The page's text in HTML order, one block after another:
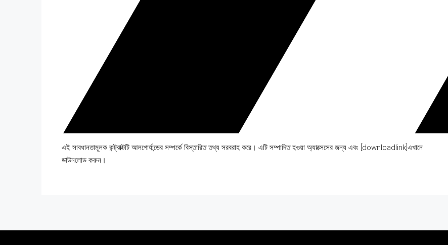
এই সাবধানতামূলক কন্ট্রাক্টটি আলগোর্যান্ডের সম্পর্কে বিস্তারিত তথ্য সরবরাহ করে। এটি সম্পাদিত হওয়া অ্যাক্সেসের জন্য এবং [downloadlink]এখানে
ডাউনলোড করুন।